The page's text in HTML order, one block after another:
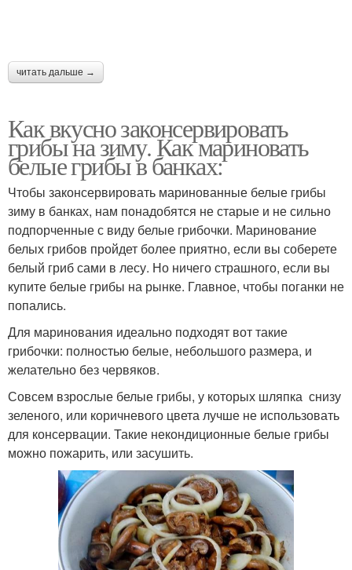
читать дальше →
Как вкусно законсервировать
грибы на зиму. Как мариновать
белые грибы в банках:
Чтобы законсервировать маринованные белые грибы
зиму в банках, нам понадобятся не старые и не сильно
подпорченные с виду белые грибочки. Маринование
белых грибов пройдет более приятно, если вы соберете
белый гриб сами в лесу. Но ничего страшного, если вы
купите белые грибы на рынке. Главное, чтобы поганки не
попались.
Для маринования идеально подходят вот такие
грибочки: полностью белые, небольшого размера, и
желательно без червяков.
Совсем взрослые белые грибы, у которых шляпка снизу
зеленого, или коричневого цвета лучше не использовать
для консервации. Такие некондиционные белые грибы
можно пожарить, или засушить.